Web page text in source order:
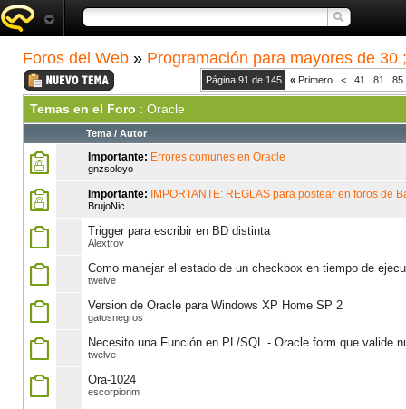
Foros del Web » Programación para mayores de 30
Página 91 de 145 « Primero < 41 81 85
Temas en el Foro : Oracle
Tema / Autor
Importante: Errores comunes en Oracle
gnzsoloyo
Importante: IMPORTANTE: REGLAS para postear en foros de
BrujoNic
Trigger para escribir en BD distinta
Alextroy
Como manejar el estado de un checkbox en tiempo de
twelve
Version de Oracle para Windows XP Home SP 2
gatosnegros
Necesito una Función en PL/SQL - Oracle form que valide
twelve
Ora-1024
escorpionm